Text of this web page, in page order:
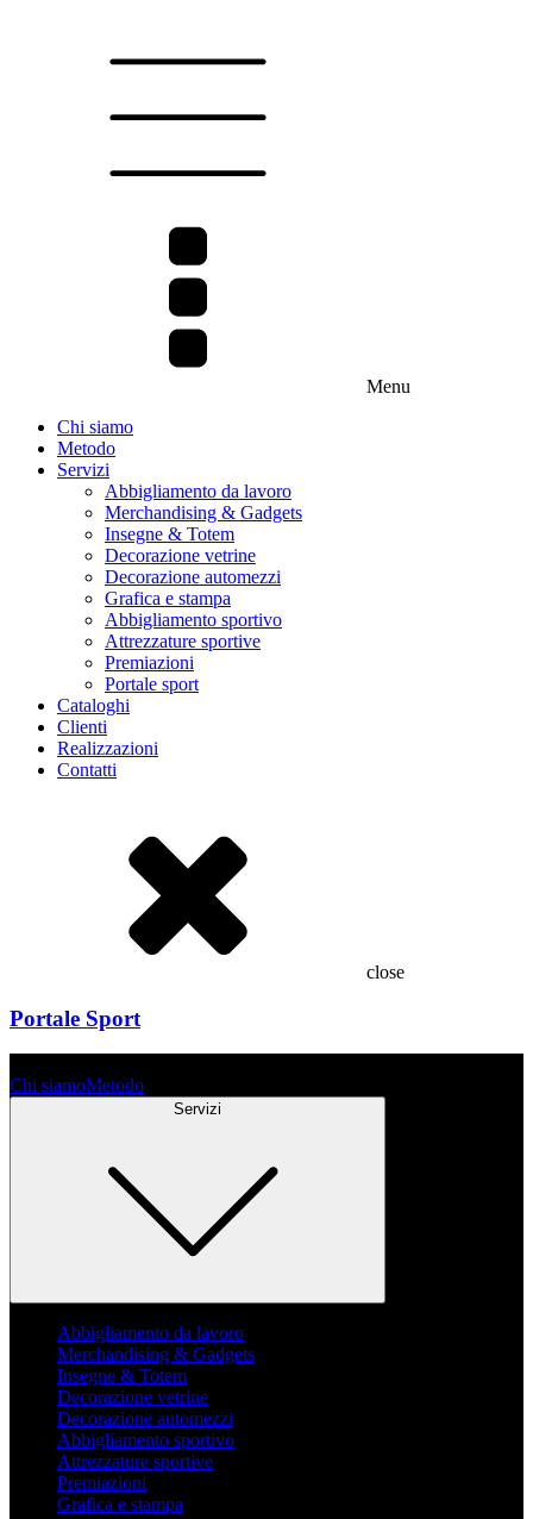
Menu
Chi siamo
Metodo
Servizi
Abbigliamento da lavoro
Merchandising & Gadgets
Insegne & Totem
Decorazione vetrine
Decorazione automezzi
Grafica e stampa
Abbigliamento sportivo
Attrezzature sportive
Premiazioni
Portale sport
Cataloghi
Clienti
Realizzazioni
Contatti
close
Portale Sport
Chi siamoMetodo
Servizi
Abbigliamento da lavoro
Merchandising & Gadgets
Insegne & Totem
Decorazione vetrine
Decorazione automezzi
Abbigliamento sportivo
Attrezzature sportive
Premiazioni
Grafica e stampa